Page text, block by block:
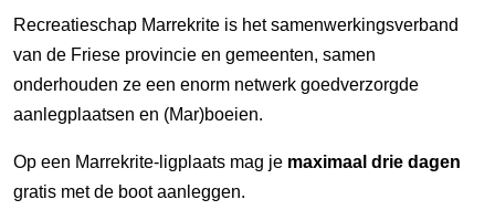
Recreatieschap Marrekrite is het samenwerkingsverband
van de Friese provincie en gemeenten, samen
onderhouden ze een enorm netwerk goedverzorgde
aanlegplaatsen en (Mar)boeien.
Op een Marrekrite-ligplaats mag je maximaal drie dagen
gratis met de boot aanleggen.